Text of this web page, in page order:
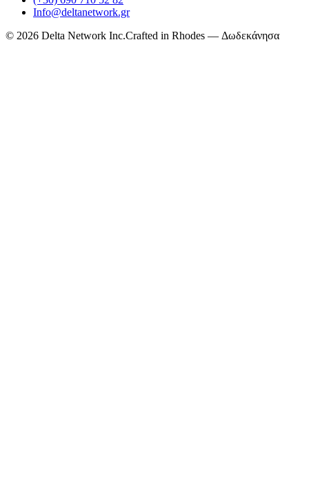
Info@deltanetwork.gr
© 2026 Delta Network Inc.Crafted in Rhodes — Δωδεκάνησα